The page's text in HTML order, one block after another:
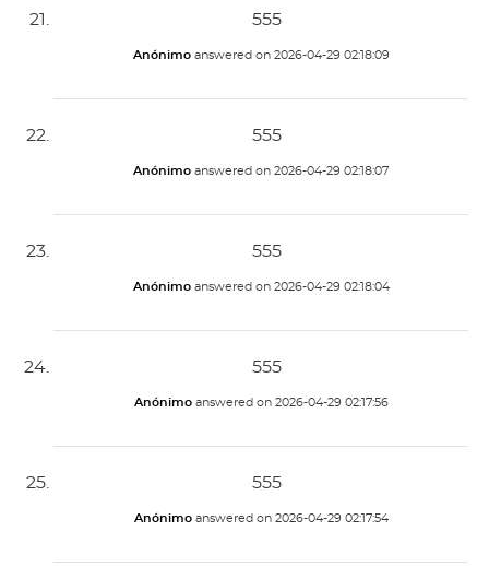
555
Anónimoanswered on 2026-04-29 02:18:09
555
Anónimo answered on 2026-04-29 02:18:07
555
Anónimoanswered on 2026-04-29 02:18:04
555
Anónimoanswered on 2026-04-29 02:17:56
555
Anónimoanswered on 2026-04-29 02:17:54